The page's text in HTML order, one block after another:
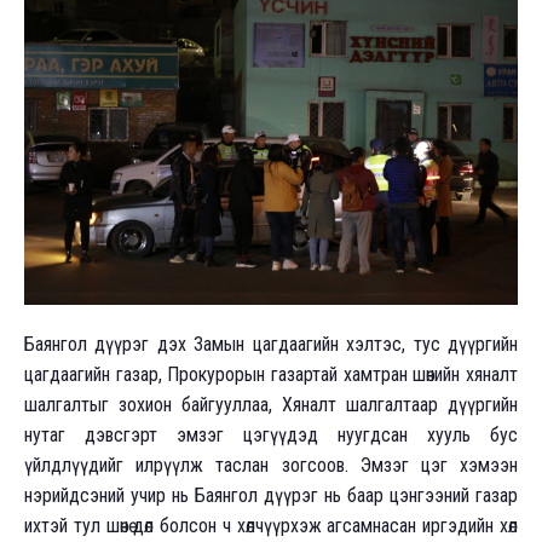
Баянгол дүүрэг дэх Замын цагдаагийн хэлтэс, тус дүүргийн
цагдаагийн газар, Прокурорын газартай хамтран шөнийн хяналт
шалгалтыг зохион байгууллаа, Хяналт шалгалтаар дүүргийн
нутаг дэвсгэрт эмзэг цэгүүдэд нуугдсан хууль бус
үйлдлүүдийг илрүүлж таслан зогсоов. Эмзэг цэг хэмээн
нэрийдсэний учир нь Баянгол дүүрэг нь баар цэнгээний газар
ихтэй тул шөнө дөл болсон ч хөлчүүрхэж агсамнасан иргэдийн хөл